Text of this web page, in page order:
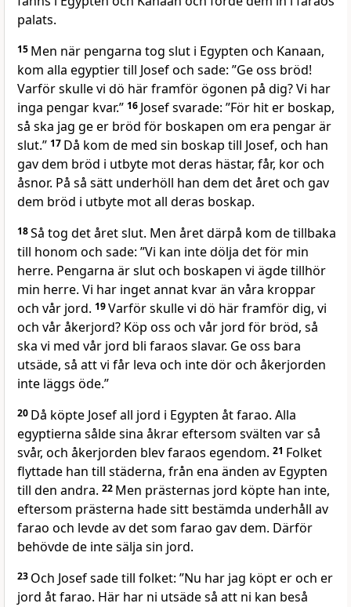
palats.
15 Men när pengarna tog slut i Egypten och Kanaan,
kom alla egyptier till Josef och sade: ”Ge oss bröd!
Varför skulle vi dö här framför ögonen på dig? Vi har
inga pengar kvar.” 16 Josef svarade: ”För hit er boskap,
så ska jag ge er bröd för boskapen om era pengar är
slut.” 17 Då kom de med sin boskap till Josef, och han
gav dem bröd i utbyte mot deras hästar, får, kor och
åsnor. På så sätt underhöll han dem det året och gav
dem bröd i utbyte mot all deras boskap.
18Så tog det året slut. Men året därpå kom de tillbaka
till honom och sade: ”Vi kan inte dölja det för min
herre. Pengarna är slut och boskapen vi ägde tillhör
min herre. Vi har inget annat kvar än våra kroppar
och vår jord. 19Varför skulle vi dö här framför dig, vi
och vår åkerjord? Köp oss och vår jord för bröd, så
ska vi med vår jord bli faraos slavar. Ge oss bara
utsäde, så att vi får leva och inte dör och åkerjorden
inte läggs öde.”
20 Då köpte Josef all jord i Egypten åt farao. Alla
egyptierna sålde sina åkrar eftersom svälten var så
svår, och åkerjorden blev faraos egendom. 21 Folket
flyttade han till städerna, från ena änden av Egypten
till den andra. 22 Men prästernas jord köpte han inte,
eftersom prästerna hade sitt bestämda underhåll av
farao och levde av det som farao gav dem. Därför
behövde de inte sälja sin jord.
23 Och Josef sade till folket: ”Nu har jag köpt er och er
jord åt farao. Här har ni utsäde så att ni kan beså